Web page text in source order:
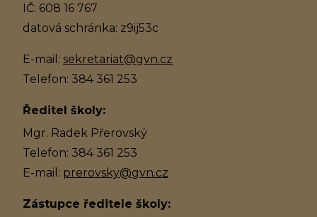
IČ: 608 16 767
datová schránka: z9ij53c
E-mail: sekretariat@gvn.cz
Telefon: 384 361 253
Ředitel školy:
Mgr. Radek Přerovský
Telefon: 384 361 253
E-mail: prerovsky@gvn.cz
Zástupce ředitele školy: